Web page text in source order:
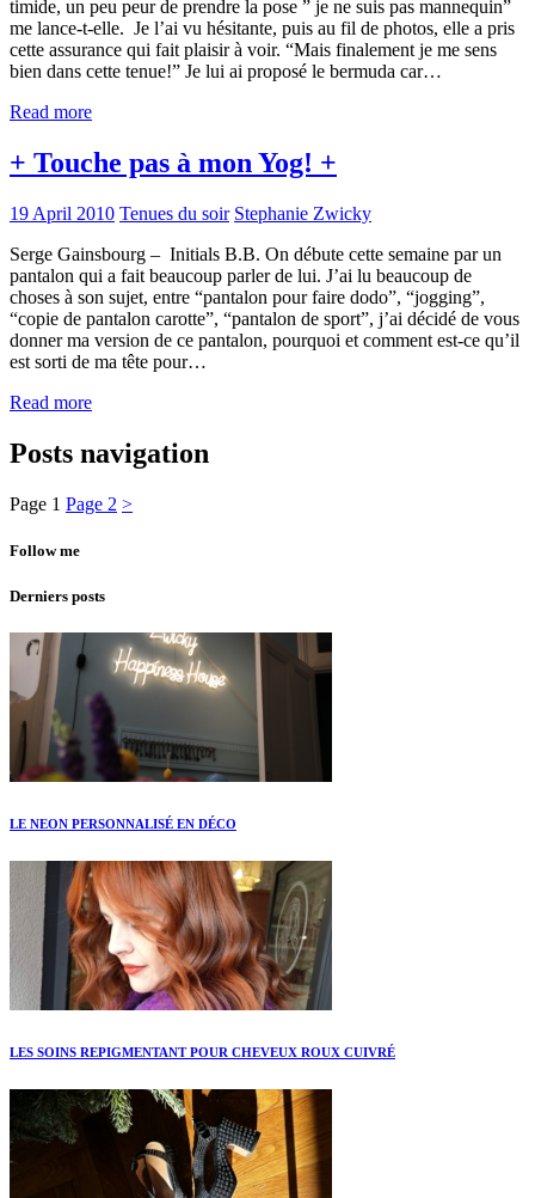
timide, un peu peur de prendre la pose ” je ne suis pas mannequin”
me lance-t-elle. Je l’ai vu hésitante, puis au fil de photos, elle a pris
cette assurance qui fait plaisir à voir. “Mais finalement je me sens
bien dans cette tenue!” Je lui ai proposé le bermuda car…
Read more
+ Touche pas à mon Yog! +
19 April 2010 Tenues du soir Stephanie Zwicky
Serge Gainsbourg – Initials B.B. On débute cette semaine par un
pantalon qui a fait beaucoup parler de lui. J’ai lu beaucoup de
choses à son sujet, entre “pantalon pour faire dodo”, “jogging”,
“copie de pantalon carotte”, “pantalon de sport”, j’ai décidé de vous
donner ma version de ce pantalon, pourquoi et comment est-ce qu’il
est sorti de ma tête pour…
Read more
Posts navigation
Page 1 Page 2 >
Follow me
Derniers posts
LE NEON PERSONNALISÉ EN DÉCO
LES SOINS REPIGMENTANT POUR CHEVEUX ROUX CUIVRÉ